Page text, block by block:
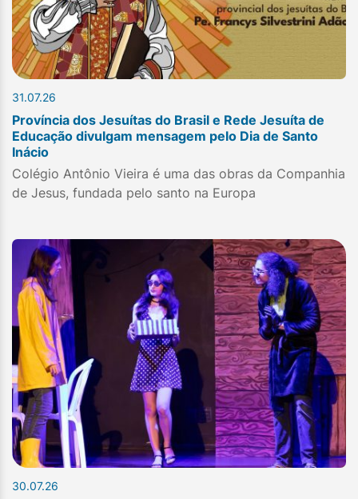
31.07.26
Província dos Jesuítas do Brasil e Rede Jesuíta de
Educação divulgam mensagem pelo Dia de Santo
Inácio
Colégio Antônio Vieira é uma das obras da Companhia
de Jesus, fundada pelo santo na Europa
30.07.26